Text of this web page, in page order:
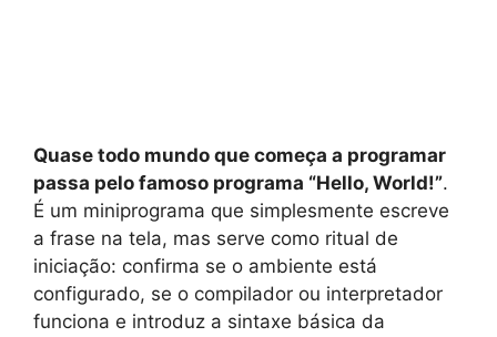
Quase todo mundo que começa a programar
passa pelo famoso programa “Hello, World!”.
É um miniprograma que simplesmente escreve
a frase na tela, mas serve como ritual de
iniciação: confirma se o ambiente está
configurado, se o compilador ou interpretador
funciona e introduz a sintaxe básica da